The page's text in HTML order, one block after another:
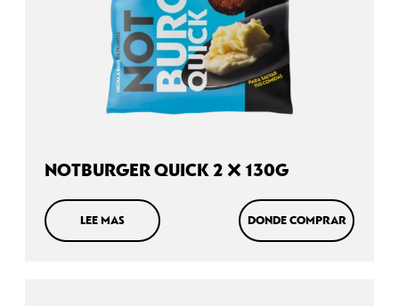
NOTBURGER QUICK 2 X 130G
LEE MAS DONDE COMPRAR